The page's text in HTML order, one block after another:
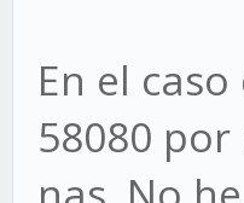
En el
58080